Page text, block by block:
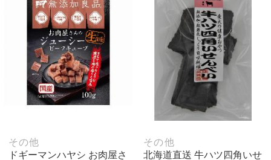
その他
ドギーマンハヤシ お肉屋さ
その他
北海道直送 牛ハツ四角いせ